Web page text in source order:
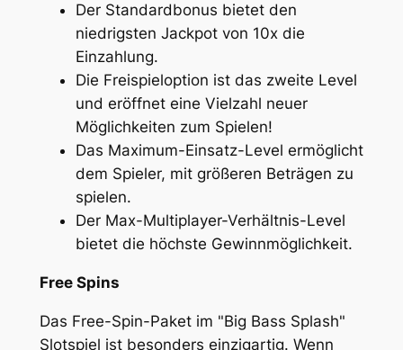
Der Standardbonus bietet den
niedrigsten Jackpot von 10x die
Einzahlung.
Die Freispieloption ist das zweite Level
und eröffnet eine Vielzahl neuer
Möglichkeiten zum Spielen!
Das Maximum-Einsatz-Level ermöglicht
dem Spieler, mit größeren Beträgen zu
spielen.
Der Max-Multiplayer-Verhältnis-Level
bietet die höchste Gewinnmöglichkeit.
Free Spins
Das Free-Spin-Paket im "Big Bass Splash"
Slotspiel ist besonders einzigartig. Wenn